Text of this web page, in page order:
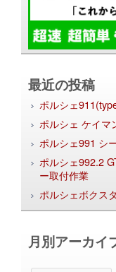
最近の投稿
ポルシェ
ポルシェ ケイマ
ポルシェ991 シ
ポルシェ992.2
ー取付作業
ポルシェボクス
月別アーカイ